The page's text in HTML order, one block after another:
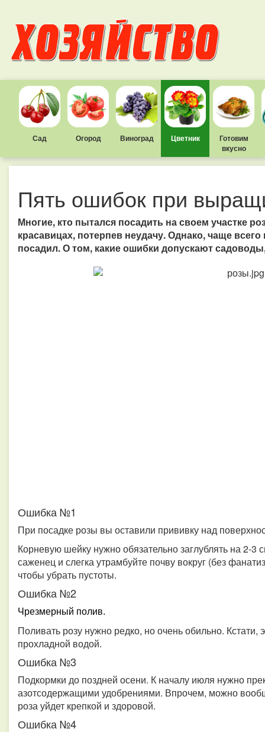
Сад Огород Виноград Цветник
Готовим
вкусно
Пять ошибок при
Многие, кто пытался посадить на своем участке
красавицах, потерпев неудачу. Однако, чаще всего
посадил. О том, какие ошибки допускают
Ошибка №1
При посадке розы вы оставили прививку над
Корневую шейку нужно обязательно заглублять на 2-3
саженец и слегка утрамбуйте почву вокруг (без
чтобы убрать пустоты.
Ошибка №2
Чрезмерный полив.
Поливать розу нужно редко, но очень обильно. Кстати,
прохладной водой.
Ошибка №3
Подкормки до поздней осени. К началу июля нужно
азотсодержащими удобрениями. Впрочем, можно
роза уйдет крепкой и здоровой.
Ошибка №4